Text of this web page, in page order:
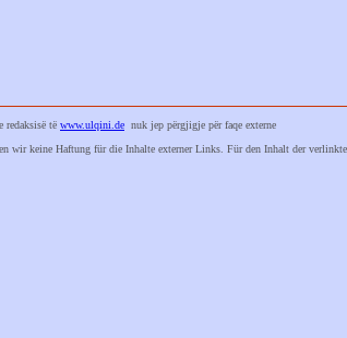
redaksisë të www.ulqini.de nuk jep përgjigje për faqe externe
wir keine Haftung für die Inhalte externer Links. Für den Inhalt der